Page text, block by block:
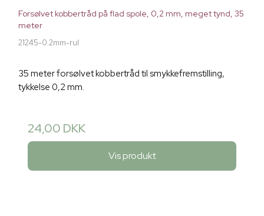
Forsølvet kobbertråd på flad spole, 0,2 mm, meget tynd, 35
meter
21245-0.2mm-rul
35 meter forsølvet kobbertråd til smykkefremstilling,
tykkelse 0,2 mm.
24,00 DKK
Vis produkt